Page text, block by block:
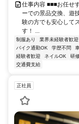
仕事内容 ■■■お任せ
ーでの景品交換、遊
験の方でも安心して
す！ ...
制服あり 業界未経験者歓迎
バイク通勤OK
学歴不問
経験者歓迎
ネイルOK 研
交通費支給
正社員